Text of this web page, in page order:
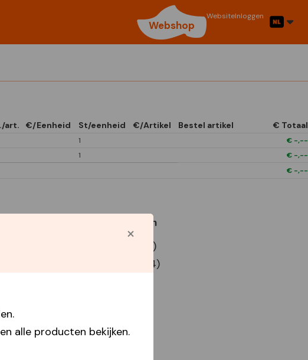
Webshop
WebsiteInloggen
alle producten bekijken.
art. €/Eenheid St/eenheid €/Artikel Bestel artikel € Totaal
1 € -,--
1 € -,--
€ -,--
Gebruikte symbolen
P9 Euro doos (x12)
P9 Euro doos (x24)